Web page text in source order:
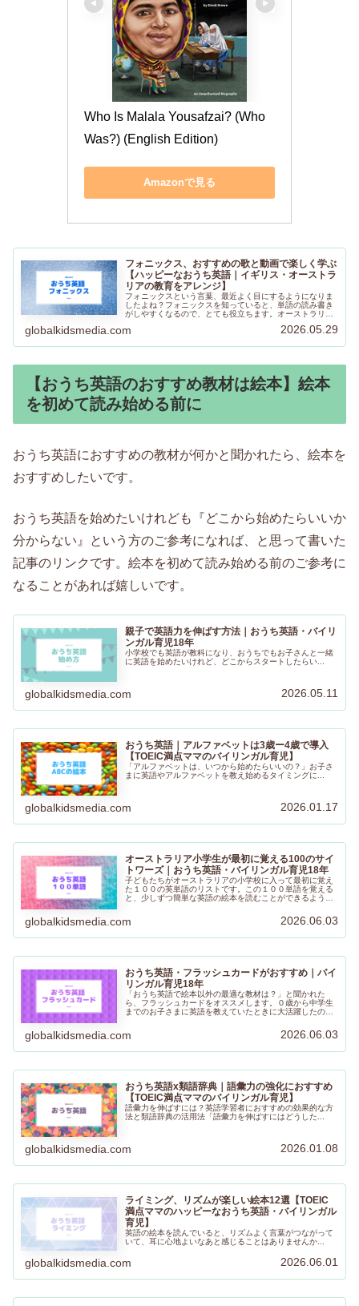
Who Is Malala Yousafzai? (Who
Was?) (English Edition)
Amazonで見る
フォニックス、おすすめの歌と動画で楽しく学ぶ
【ハッピーなおうち英語｜イギリス・オーストラ
リアの教育をアレンジ】
フォニックスという言葉、最近よく目にするようになりま
したよね？フォニックスを知っていると、単語の読み書き
がしやすくなるので、とても役立ちます。オーストラリア
えている文字と音を組み合わせる方法です。
globalkidsmedia.com 2026.05.29
【おうち英語のおすすめ教材は絵本】絵本
を初めて読み始める前に
おうち英語におすすめの教材が何かと聞かれたら、絵本を
おすすめしたいです。
おうち英語を始めたいけれども『どこから始めたらいいか
分からない』という方のご参考になれば、と思って書いた
記事のリンクです。絵本を初めて読み始める前のご参考に
なることがあれば嬉しいです。
親子で英語力を伸ばす方法｜おうち英語・バイリ
ンガル育児18年
小学校でも英語が教科になり、おうちでもお子さんと一緒
に英語を始めたいけれど、どこからスタートしたらい...
globalkidsmedia.com 2026.05.11
おうち英語｜アルファベットは3歳ー4歳で導入
【TOEIC満点ママのバイリンガル育児】
「アルファベットは、いつから始めたらいいの？」お子さ
まに英語やアルファベットを教え始めるタイミングに...
globalkidsmedia.com 2026.01.17
オーストラリア小学生が最初に覚える100のサイ
トワーズ｜おうち英語・バイリンガル育児18年
子どもたちがオーストラリアの小学校に入って最初に覚え
た１００の英単語のリストです。この１００単語を覚える
と、少しずつ簡単な英語の絵本を読むことができるように
globalkidsmedia.com 2026.06.03
おうち英語・フラッシュカードがおすすめ｜バイ
リンガル育児18年
「おうち英語で絵本以外の最適な教材は？」と聞かれた
ら、フラッシュカードをオススメします。０歳から中学生
までのお子さまに英語を教えていたときに大活躍したの
しやすく、さまざまな使い方ができるので、ぜひ取り入れ
てみてください。
globalkidsmedia.com 2026.06.03
おうち英語x類語辞典｜語彙力の強化におすすめ
【TOEIC満点ママのバイリンガル育児】
語彙力を伸ばすには？英語学習者におすすめの効果的な方
法と類語辞典の活用法「語彙力を伸ばすにはどうした...
globalkidsmedia.com 2026.01.08
ライミング、リズムが楽しい絵本12選【TOEIC
満点ママのハッピーなおうち英語・バイリンガル
育児】
英語の絵本を読んでいると、リズムよく言葉がつながって
いて、耳に心地よいなあと感じることはありませんか...
globalkidsmedia.com 2026.06.01